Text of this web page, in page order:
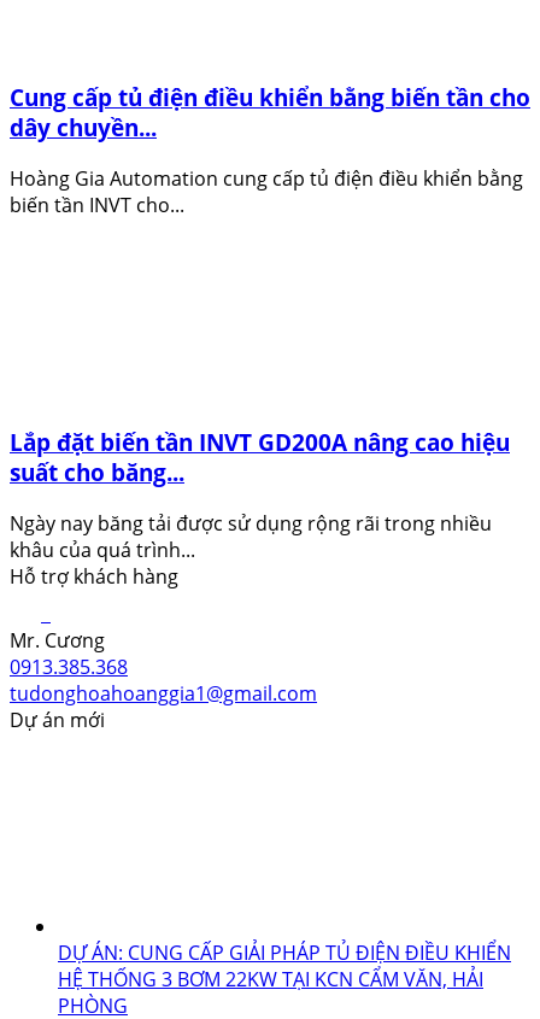
Cung cấp tủ điện điều khiển bằng biến tần cho
dây chuyền...
Hoàng Gia Automation cung cấp tủ điện điều khiển bằng
biến tần INVT cho...
Lắp đặt biến tần INVT GD200A nâng cao hiệu
suất cho băng...
Ngày nay băng tải được sử dụng rộng rãi trong nhiều
khâu của quá trình...
Hỗ trợ khách hàng
Mr. Cương
0913.385.368
tudonghoahoanggia1@gmail.com
Dự án mới
DỰ ÁN: CUNG CẤP GIẢI PHÁP TỦ ĐIỆN ĐIỀU KHIỂN
HỆ THỐNG 3 BƠM 22KW TẠI KCN CẨM VĂN, HẢI
PHÒNG